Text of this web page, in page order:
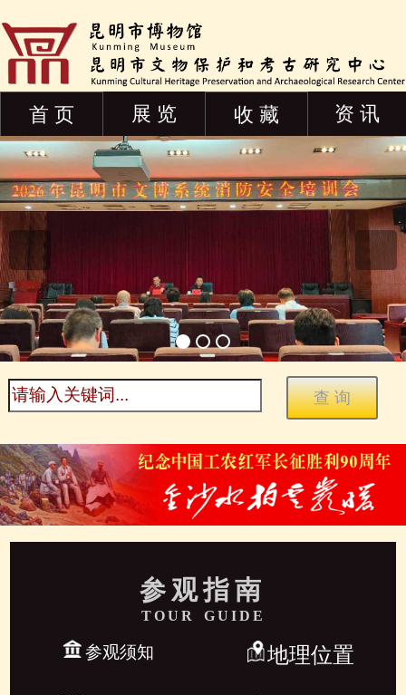
首 页 展 览 收 藏 资 讯
参观指南
TOUR GUIDE
参观须知 地理位置